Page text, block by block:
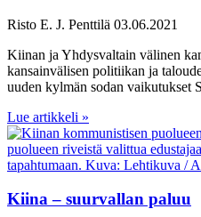
Risto E. J. Penttilä 03.06.2021
Kiinan ja Yhdysvaltain välinen
kansainvälisen politiikan ja
uuden kylmän sodan vaikutukset
Lue artikkeli »
Kiina – suurvallan paluu